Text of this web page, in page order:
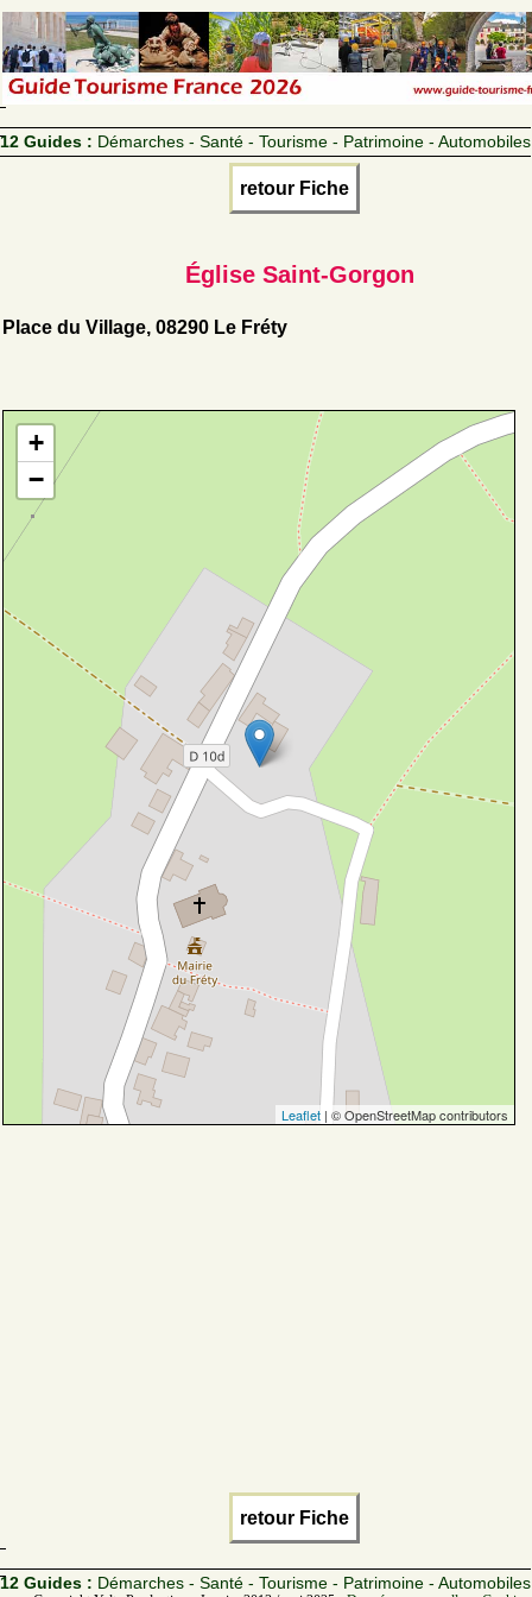
12 Guides : Démarches - Santé - Tourisme - Patrimoine - Automobiles
retour Fiche
Église Saint-Gorgon
Place du Village, 08290 Le Fréty
+
−
Leaflet | © OpenStreetMap contributors
retour Fiche
12 Guides : Démarches - Santé - Tourisme - Patrimoine - Automobiles